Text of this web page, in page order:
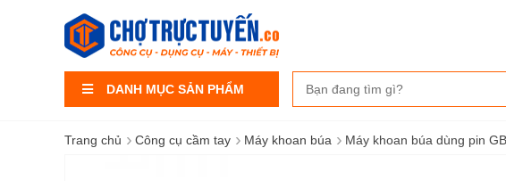
DANH MỤC SẢN PHẨM
Trang chủ › Công cụ cầm tay › Máy khoan búa › Máy khoan búa dùng pin